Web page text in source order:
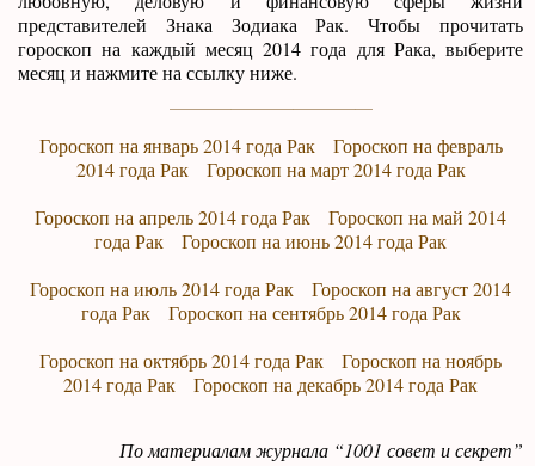
представителей Знака Зодиака Рак. Чтобы прочитать
гороскоп на каждый месяц 2014 года для Рака, выберите
месяц и нажмите на ссылку ниже.
Гороскоп на январь 2014 года Рак
Гороскоп на февраль
2014 года Рак
Гороскоп на март 2014 года Рак
Гороскоп на апрель 2014 года Рак
Гороскоп на май 2014
года Рак
Гороскоп на июнь 2014 года Рак
Гороскоп на июль 2014 года Рак
Гороскоп на август 2014
года Рак
Гороскоп на сентябрь 2014 года Рак
Гороскоп на октябрь 2014 года Рак
Гороскоп на ноябрь
2014 года Рак
Гороскоп на декабрь 2014 года Рак
По материалам журнала “1001 совет и секрет”